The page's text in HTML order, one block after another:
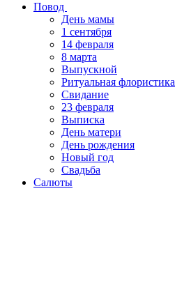
Повод
День мамы
1 сентября
14 февраля
8 марта
Выпускной
Ритуальная флористика
Свидание
23 февраля
Выписка
День матери
День рождения
Новый год
Свадьба
Салюты